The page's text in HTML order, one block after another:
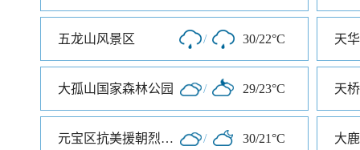
五龙山风景区 / 30/22°C 天
大孤山国家森林公园 / 29/23°C 天
元宝区抗美援朝烈士陵园 / 30/21°C 大